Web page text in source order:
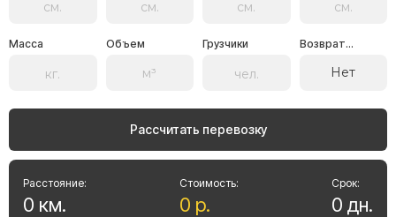
Масса Объем Грузчики Возврат...
Нет
Рассчитать перевозку
Стоимость:
0 р.
Расстояние:
0 км.
Срок:
0 дн.